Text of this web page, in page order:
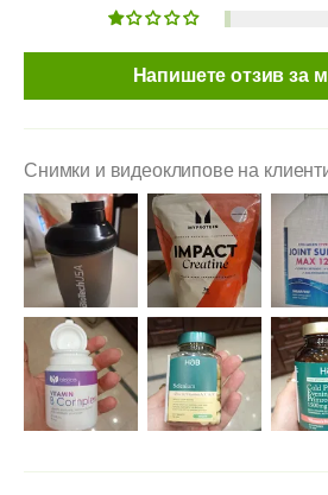
Напишете отзив за
Снимки и видеоклипове на